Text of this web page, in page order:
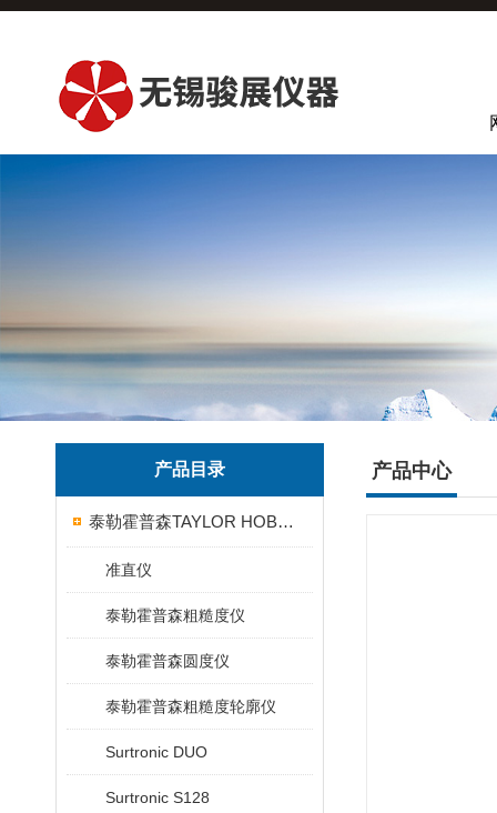
产品目录
泰勒霍普森TAYLOR HOBSON粗糙度仪
准直仪
泰勒霍普森粗糙度仪
泰勒霍普森圆度仪
泰勒霍普森粗糙度轮廓仪
Surtronic DUO
Surtronic S128
产品中心